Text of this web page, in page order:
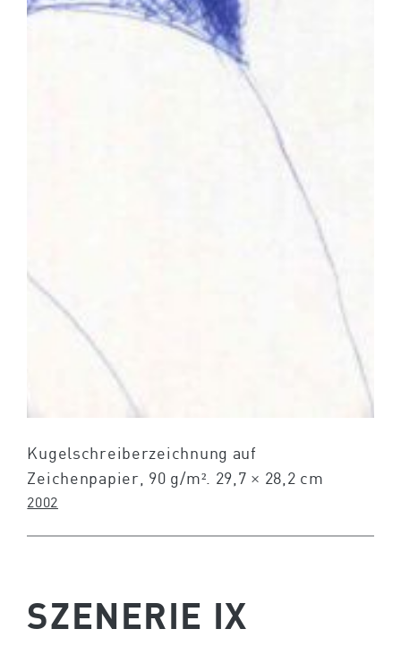
Kugelschreiberzeichnung auf
Zeichenpapier, 90 g/m². 29,7 × 28,2 cm
2002
SZENERIE IX